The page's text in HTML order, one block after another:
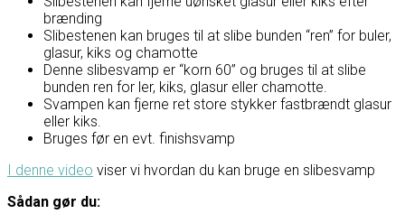
brænding
Slibestenen kan bruges til at slibe bunden “ren” for buler,
glasur, kiks og chamotte
Denne slibesvamp er “korn 60” og bruges til at slibe
bunden ren for ler, kiks, glasur eller chamotte.
Svampen kan fjerne ret store stykker fastbrændt glasur
eller kiks.
Bruges før en evt. finishsvamp
I denne video viser vi hvordan du kan bruge en slibesvamp
Sådan gør du: